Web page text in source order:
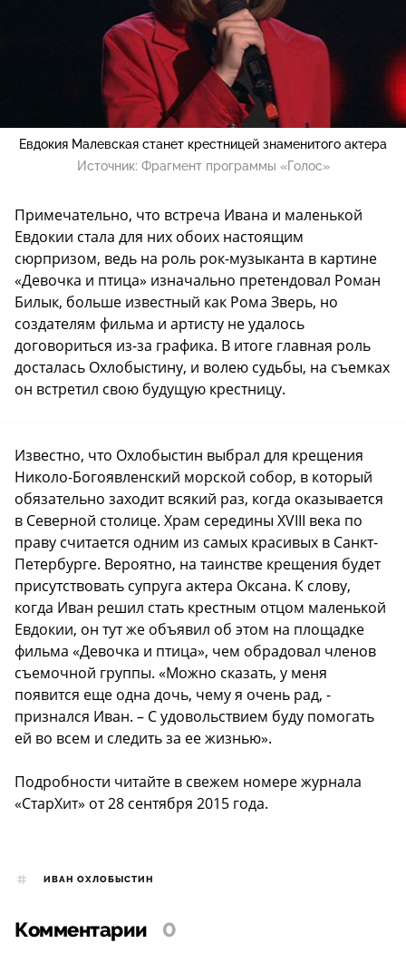
Евдокия Малевская станет крестницей знаменитого актера
Источник: Фрагмент программы «Голос»
Примечательно, что встреча Ивана и маленькой
Евдокии стала для них обоих настоящим
сюрпризом, ведь на роль рок-музыканта в картине
«Девочка и птица» изначально претендовал Роман
Билык, больше известный как Рома Зверь, но
создателям фильма и артисту не удалось
договориться из-за графика. В итоге главная роль
досталась Охлобыстину, и волею судьбы, на съемках
он встретил свою будущую крестницу.
Известно, что Охлобыстин выбрал для крещения
Николо-Богоявленский морской собор, в который
обязательно заходит всякий раз, когда оказывается
в Северной столице. Храм середины XVIII века по
праву считается одним из самых красивых в Санкт-
Петербурге. Вероятно, на таинстве крещения будет
присутствовать супруга актера Оксана. К слову,
когда Иван решил стать крестным отцом маленькой
Евдокии, он тут же объявил об этом на площадке
фильма «Девочка и птица», чем обрадовал членов
съемочной группы. «Можно сказать, у меня
появится еще одна дочь, чему я очень рад, -
признался Иван. – С удовольствием буду помогать
ей во всем и следить за ее жизнью».
Подробности читайте в свежем номере журнала
«СтарХит» от 28 сентября 2015 года.
ИВАН ОХЛОБЫСТИН
Комментарии 0